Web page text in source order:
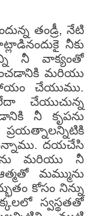
తండ్రీ, నేటి
నీకు
నీ వాక్యంతో
మరియు
చేయుము.
చేయుచున్న
నీ కృపను
దయచేసి
మరియు నీ
మమ్మును
కోసం నిన్ను
స్వస్థతతో